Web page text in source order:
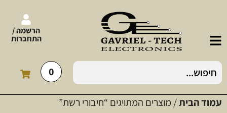
הרשמה /
התחברות
0
עמוד הבית/ מוצרים המתויגים “חיבורי רשת”